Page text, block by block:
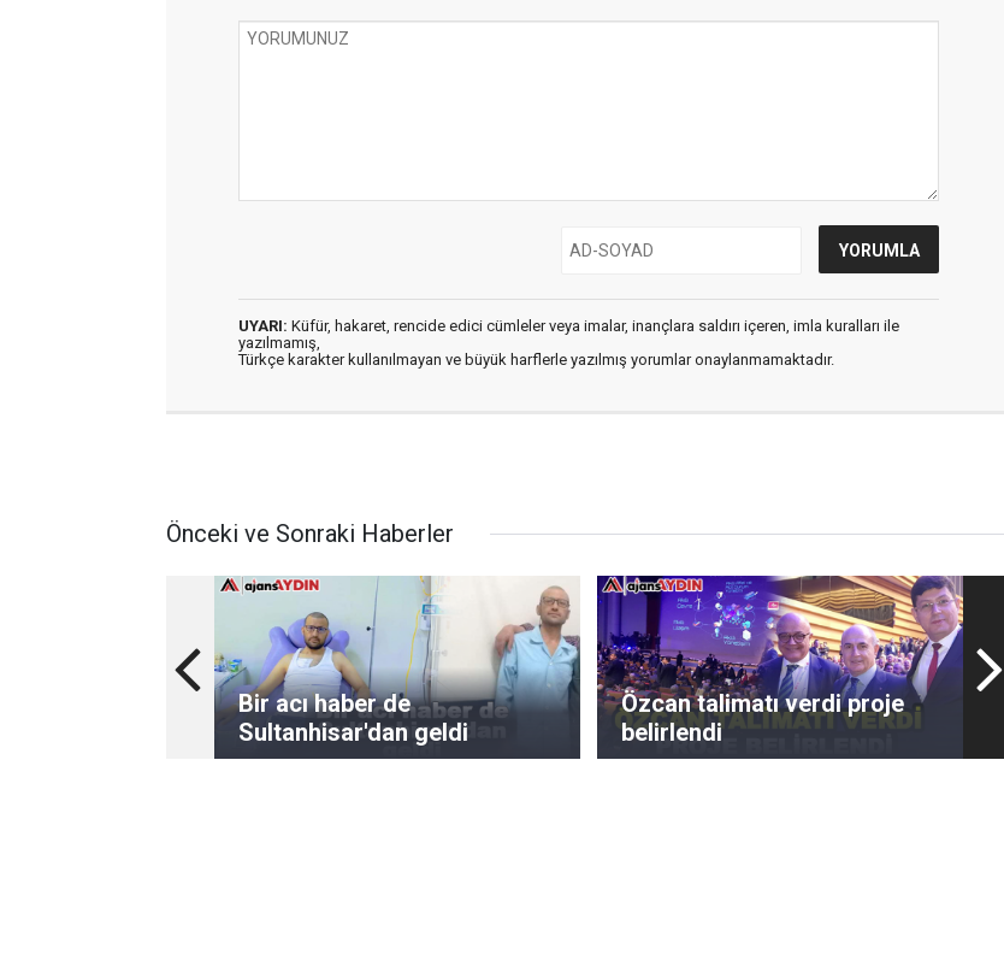
UYARI: Küfür, hakaret, rencide edici cümleler veya imalar, inançlara saldırı içeren, imla kuralları ile
yazılmamış,
Türkçe karakter kullanılmayan ve büyük harflerle yazılmış yorumlar onaylanmamaktadır.
Önceki ve Sonraki Haberler
Bir acı haber de
Sultanhisar'dan geldi
Özcan talimatı verdi proje
belirlendi